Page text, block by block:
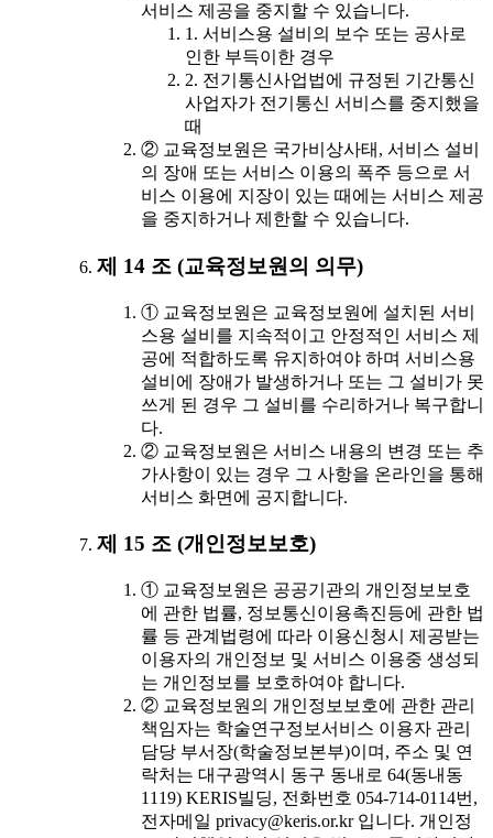
서비스 제공을 중지할 수 있습니다.
1. 서비스용 설비의 보수 또는 공사로
인한 부득이한 경우
2. 전기통신사업법에 규정된 기간통신
사업자가 전기통신 서비스를 중지했을
때
② 교육정보원은 국가비상사태, 서비스 설비
의 장애 또는 서비스 이용의 폭주 등으로 서
비스 이용에 지장이 있는 때에는 서비스 제공
을 중지하거나 제한할 수 있습니다.
제 14 조 (교육정보원의 의무)
① 교육정보원은 교육정보원에 설치된 서비
스용 설비를 지속적이고 안정적인 서비스 제
공에 적합하도록 유지하여야 하며 서비스용
설비에 장애가 발생하거나 또는 그 설비가 못
쓰게 된 경우 그 설비를 수리하거나 복구합니
다.
② 교육정보원은 서비스 내용의 변경 또는 추
가사항이 있는 경우 그 사항을 온라인을 통해
서비스 화면에 공지합니다.
제 15 조 (개인정보보호)
① 교육정보원은 공공기관의 개인정보보호
에 관한 법률, 정보통신이용촉진등에 관한 법
률 등 관계법령에 따라 이용신청시 제공받는
이용자의 개인정보 및 서비스 이용중 생성되
는 개인정보를 보호하여야 합니다.
② 교육정보원의 개인정보보호에 관한 관리
책임자는 학술연구정보서비스 이용자 관리
담당 부서장(학술정보본부)이며, 주소 및 연
락처는 대구광역시 동구 동내로 64(동내동
1119) KERIS빌딩, 전화번호 054-714-0114번,
전자메일 privacy@keris.or.kr 입니다. 개인정